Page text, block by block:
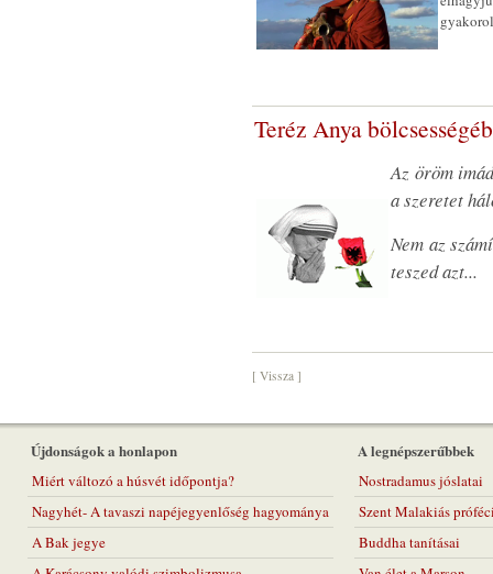
Teréz Anya
Az öröm
a szeretet
Nem az
teszed azt...
[ Vissza ]
Újdonságok a honlapon
Miért változó a húsvét időpontja?
Nagyhét- A tavaszi napéjegyenlőség hagyománya
A Bak jegye
A legnépszerűbbek
Nostradamus jóslatai
Szent Malakiás
Buddha tanításai